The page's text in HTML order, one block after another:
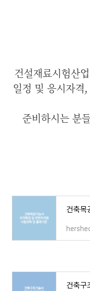
건설재료시험산
일정 및 응시자격
준비하시는 분